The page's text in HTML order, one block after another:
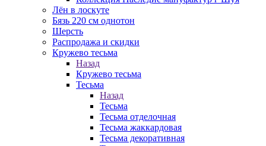
Лён в лоскуте
Бязь 220 см однотон
Шерсть
Распродажа и скидки
Кружево тесьма
Назад
Кружево тесьма
Тесьма
Назад
Тесьма
Тесьма отделочная
Тесьма жаккардовая
Тесьма декоративная